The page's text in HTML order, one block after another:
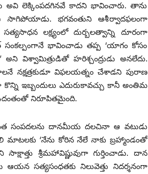
అవి లెక్కింపదగినవే కాదని భావించారు. తాను
సాగిపోయాడు. భగవంతుని ఆశీర్వాదఫలంగా
లక్ష్యంలో దుర్బలత్వాన్ని దూరంగా
‌సంకల్పంగానే భావించాడు తప్ప ‘యాగం కోసం
విశ్వామిత్రుడితో హరిశ్చంద్రుడు అనలేదు.
నక్షత్రకుడూ విఫలయత్నం చేశాడని పురాణ
ఇబ్బందులు ఎదురుకావచ్చు కానీ అంతిమ
నిరూపితమైంది.
సంపదలను దానమీయ దలచినా ఆ వటుడు
‘నేను కోరిన నేలే నాకు బ్రహ్మాండంతో
శ్రీమహావిష్ణువుగా గుర్తించాడు. దాన
సత్యసంధతకు నిలువెత్తు నిదర్శనంగా